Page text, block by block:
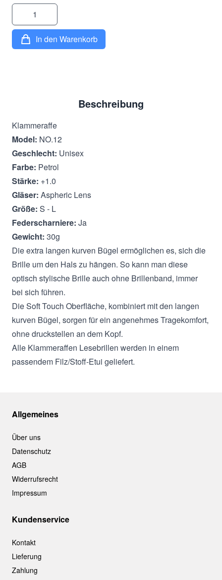
Menge
In den Warenkorb
Beschreibung
Klammeraffe
Model: NO.12
Geschlecht: Unisex
Farbe: Petrol
Stärke: +1.0
Gläser: Aspheric Lens
Größe: S - L
Federscharniere: Ja
Gewicht: 30g
Die extra langen kurven Bügel ermöglichen es, sich die
Brille um den Hals zu hängen. So kann man diese
optisch stylische Brille auch ohne Brillenband, immer
bei sich führen.
Die Soft Touch Oberfläche, kombiniert mit den langen
kurven Bügel, sorgen für ein angenehmes Tragekomfort,
ohne druckstellen an dem Kopf.
Alle Klammeraffen Lesebrillen werden in einem
passendem Filz/Stoff-Etui geliefert.
Allgemeines
Über uns
Datenschutz
AGB
Widerrufsrecht
Impressum
Kundenservice
Kontakt
Lieferung
Zahlung